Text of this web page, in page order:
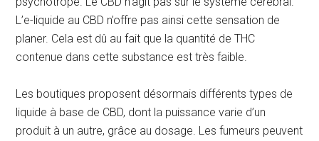
L’e-liquide au CBD n’offre pas ainsi cette sensation de
planer. Cela est dû au fait que la quantité de THC
contenue dans cette substance est très faible.
Les boutiques proposent désormais différents types de
liquide à base de CBD, dont la puissance varie d’un
produit à un autre, grâce au dosage. Les fumeurs peuvent